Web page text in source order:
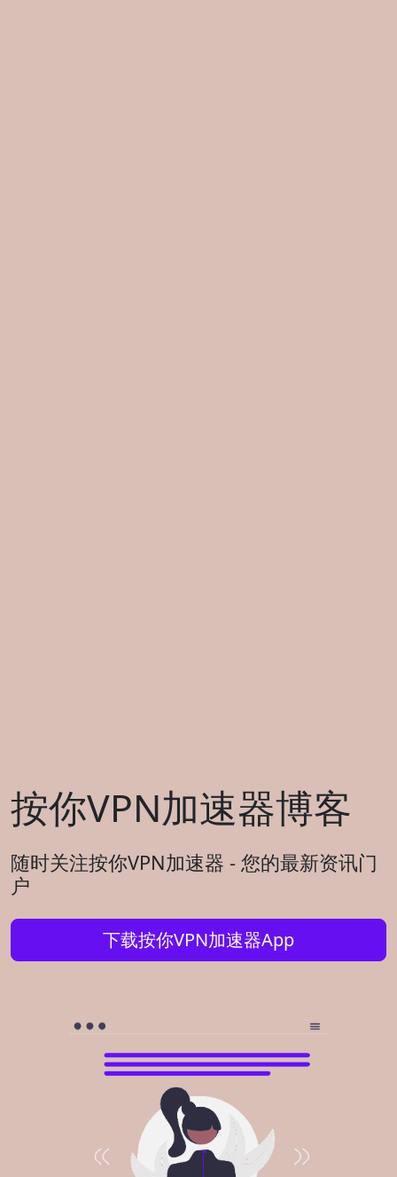
按你VPN加速器博客
随时关注按你VPN加速器 - 您的最新资讯门
户
下载按你VPN加速器App